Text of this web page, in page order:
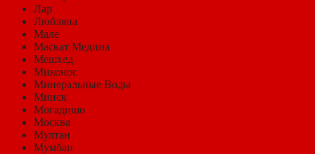
Лар
Любляна
Мале
Маскат Медина
Мешхед
Миконос
Минеральные Воды
Минск
Могадишо
Москва
Мултан
Мумбаи